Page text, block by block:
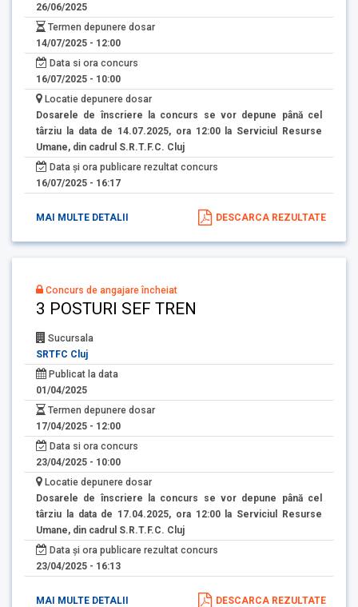
26/06/2025
Termen depunere dosar
14/07/2025 - 12:00
Data si ora concurs
16/07/2025 - 10:00
Locatie depunere dosar
Dosarele de înscriere la concurs se vor depune până cel
târziu la data de 14.07.2025, ora 12:00 la Serviciul Resurse
Umane, din cadrul S.R.T.F.C. Cluj
Data și ora publicare rezultat concurs
16/07/2025 - 16:17
MAI MULTE DETALII DESCARCA REZULTATE
Concurs de angajare încheiat
3 POSTURI SEF TREN
Sucursala
SRTFC Cluj
Publicat la data
01/04/2025
Termen depunere dosar
17/04/2025 - 12:00
Data si ora concurs
23/04/2025 - 10:00
Locatie depunere dosar
Dosarele de înscriere la concurs se vor depune până cel
târziu la data de 17.04.2025, ora 12:00 la Serviciul Resurse
Umane, din cadrul S.R.T.F.C. Cluj
Data și ora publicare rezultat concurs
23/04/2025 - 16:13
MAI MULTE DETALII DESCARCA REZULTATE